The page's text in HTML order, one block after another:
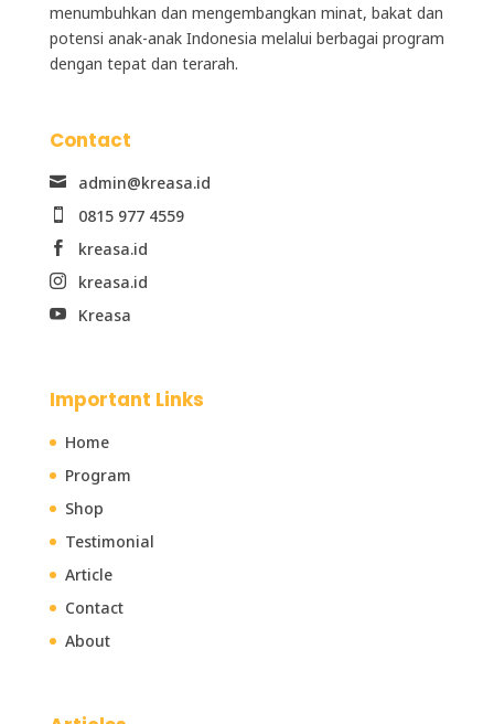
menumbuhkan dan mengembangkan minat, bakat dan
potensi anak-anak Indonesia melalui berbagai program
dengan tepat dan terarah.
Contact
 admin@kreasa.id
 0815 977 4559
 kreasa.id
 kreasa.id
 Kreasa
Important Links
Home
Program
Shop
Testimonial
Article
Contact
About